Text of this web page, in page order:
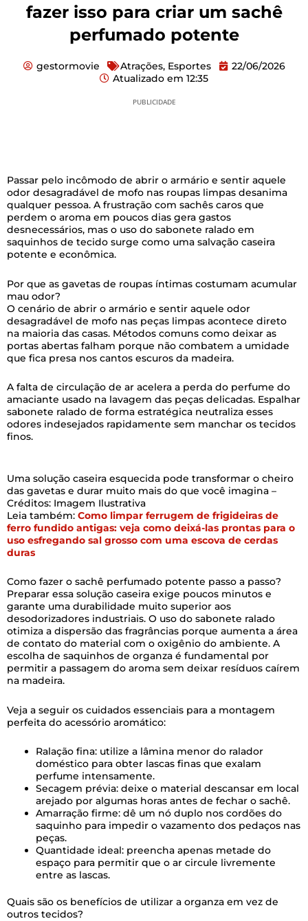
fazer isso para criar um sachê
perfumado potente
gestormovie Atrações, Esportes
22/06/2026
Atualizado em 12:35
PUBLICIDADE
Passar pelo incômodo de abrir o armário e sentir aquele
odor desagradável de mofo nas roupas limpas desanima
qualquer pessoa. A frustração com sachês caros que
perdem o aroma em poucos dias gera gastos
desnecessários, mas o uso do sabonete ralado em
saquinhos de tecido surge como uma salvação caseira
potente e econômica.
Por que as gavetas de roupas íntimas costumam acumular
mau odor?
O cenário de abrir o armário e sentir aquele odor
desagradável de mofo nas peças limpas acontece direto
na maioria das casas. Métodos comuns como deixar as
portas abertas falham porque não combatem a umidade
que fica presa nos cantos escuros da madeira.
A falta de circulação de ar acelera a perda do perfume do
amaciante usado na lavagem das peças delicadas. Espalhar
sabonete ralado de forma estratégica neutraliza esses
odores indesejados rapidamente sem manchar os tecidos
finos.
Uma solução caseira esquecida pode transformar o cheiro
das gavetas e durar muito mais do que você imagina –
Créditos: Imagem Ilustrativa
Leia também: Como limpar ferrugem de frigideiras de
ferro fundido antigas: veja como deixá-las prontas para o
uso esfregando sal grosso com uma escova de cerdas
duras
Como fazer o sachê perfumado potente passo a passo?
Preparar essa solução caseira exige poucos minutos e
garante uma durabilidade muito superior aos
desodorizadores industriais. O uso do sabonete ralado
otimiza a dispersão das fragrâncias porque aumenta a área
de contato do material com o oxigênio do ambiente. A
escolha de saquinhos de organza é fundamental por
permitir a passagem do aroma sem deixar resíduos caírem
na madeira.
Veja a seguir os cuidados essenciais para a montagem
perfeita do acessório aromático:
Ralação fina: utilize a lâmina menor do ralador
doméstico para obter lascas finas que exalam
perfume intensamente.
Secagem prévia: deixe o material descansar em local
arejado por algumas horas antes de fechar o sachê.
Amarração firme: dê um nó duplo nos cordões do
saquinho para impedir o vazamento dos pedaços nas
peças.
Quantidade ideal: preencha apenas metade do
espaço para permitir que o ar circule livremente
entre as lascas.
Quais são os benefícios de utilizar a organza em vez de
outros tecidos?